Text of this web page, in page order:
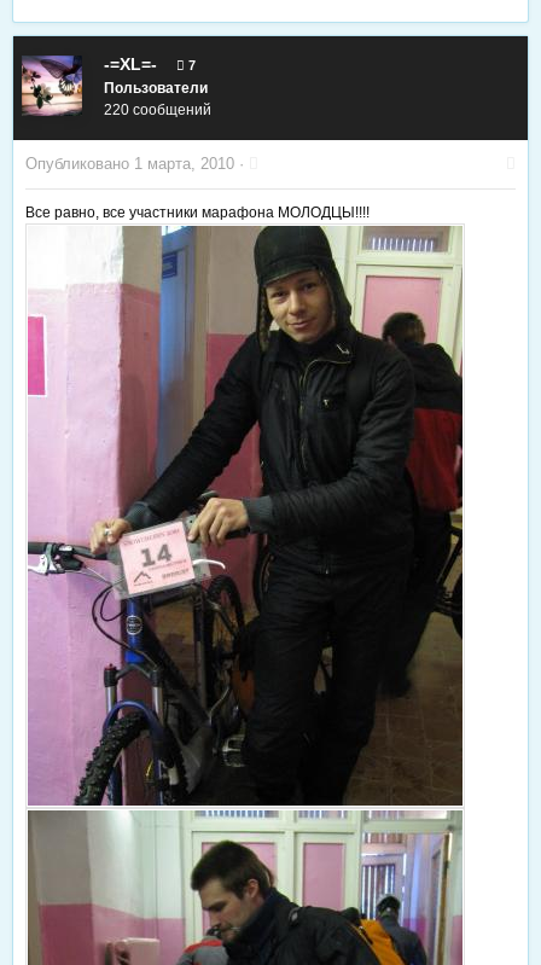
-=XL=- 7
Пользователи
220 сообщений
Опубликовано 1 марта, 2010 ·
Все равно, все участники марафона МОЛОДЦЫ!!!!